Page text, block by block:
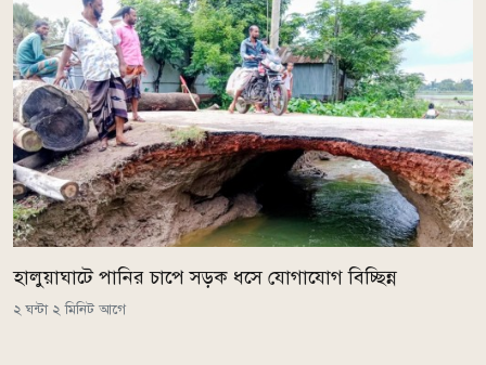
হালুয়াঘাটে পানির চাপে সড়ক ধসে যোগাযোগ বিচ্ছিন্ন
২ ঘন্টা ২ মিনিট আগে